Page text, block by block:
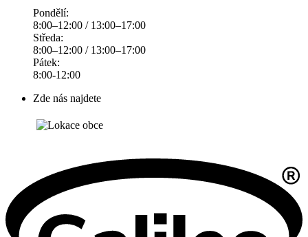
Pondělí:
8:00–12:00 / 13:00–17:00
Středa:
8:00–12:00 / 13:00–17:00
Pátek:
8:00-12:00
Zde nás najdete